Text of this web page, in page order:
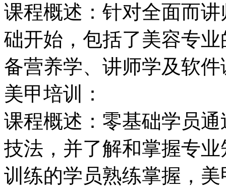
课程概述：针对全面而
础开始，包括了美容专
备营养学、讲师学及软
美甲培训：
课程概述：零基础学员
技法，并了解和掌握专
训练的学员熟练掌握，